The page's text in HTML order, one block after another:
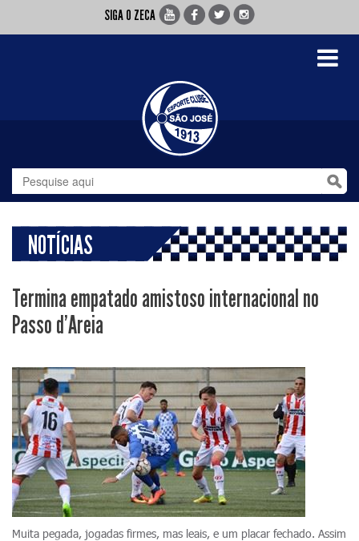
SIGA O ZECA
Toggle
NOTÍCIAS
Termina empatado amistoso internacional no
Passo d'Areia
Muita pegada, jogadas firmes, mas leais, e um placar fechado. Assim